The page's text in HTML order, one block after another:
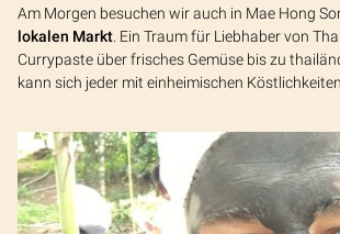
Am Morgen besuchen wir auch in Mae Hong
lokalen Markt . Ein Traum für Liebhaber von
Currypaste über frisches Gemüse bis zu
kann sich jeder mit einheimischen